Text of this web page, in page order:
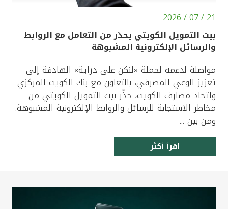
21 / 07 / 2026
بيت التمويل الكويتي يحذر من التعامل مع الروابط
والرسائل الإلكترونية المشبوهة
مواصلة لدعمه لحملة «لنكن على دراية» الهادفة إلى
تعزيز الوعي المصرفي، بالتعاون مع بنك الكويت المركزي
واتحاد مصارف الكويت، حذّر بيت التمويل الكويتي من
مخاطر الاستجابة للرسائل والروابط الإلكترونية المشبوهة.
ومن بين ...
اقرأ أكثر